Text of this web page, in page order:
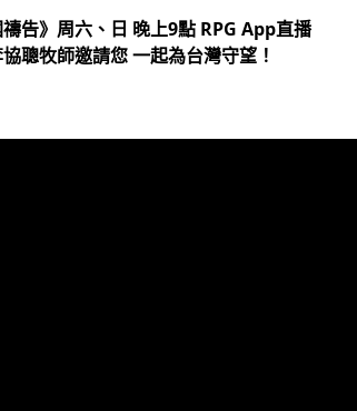
禱告》周六、日 晚上9點 RPG App直播
聰牧師邀請您 一起為台灣守望！